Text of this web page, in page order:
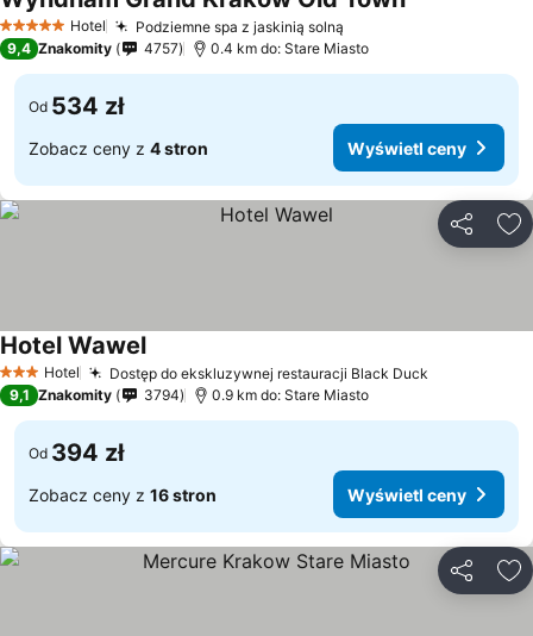
5 KategoriaHotel Podziemne spa z jaskinią solną
9,4 Znakomity 4757 0.4 km do: Stare Miasto
Od 534 zł
Zobacz ceny z 4 stron Wyświetl ceny
3 Kategoria
Hotel Dostęp do ekskluzywnej restauracji Black Duck
Hotel Wawel
9,1 Znakomity 3794 0.9 km do: Stare Miasto
Od 394 zł
Zobacz ceny z 16 stron Wyświetl ceny